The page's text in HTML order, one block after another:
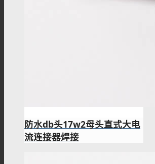
防水db头17w2母头直式大电
流连接器焊接